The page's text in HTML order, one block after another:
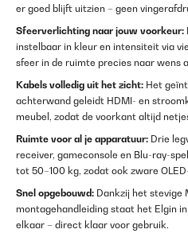
er goed blijft uitzien – geen
Sfeerverlichting naar jouw voorkeur:
instelbaar in kleur en intensiteit via
sfeer in de ruimte precies naar wens
Kabels volledig uit het zicht: Het
achterwand geleidt HDMI- en
meubel, zodat de voorkant altijd
Ruimte voor al je apparatuur: Drie
receiver, gameconsole en Blu-ray-
tot 50–100 kg, zodat ook zware
Snel opgebouwd: Dankzij het stevige
montagehandleiding staat het Elgin
elkaar – direct klaar voor gebruik.